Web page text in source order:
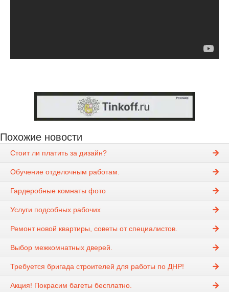
Похожие новости
Стоит ли платить за дизайн?
Обучение отделочным работам.
Гардеробные комнаты фото
Услуги подсобных рабочих
Ремонт новой квартиры, советы от специалистов.
Выбор межкомнатных дверей.
Требуется бригада строителей для работы по ДНР!
Акция! Покрасим багеты бесплатно.